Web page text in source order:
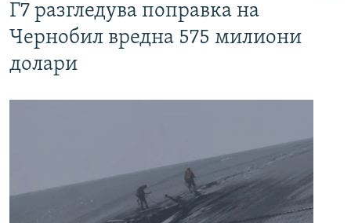
Г7 разгледува поправка на
Чернобил вредна 575 милиони
долари